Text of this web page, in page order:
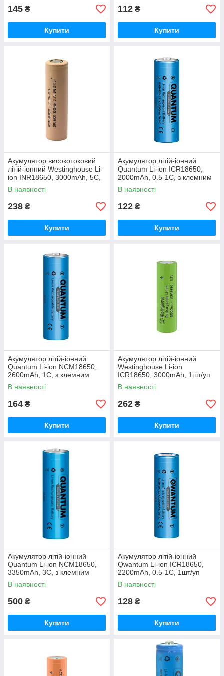
145 ₴
Купити
112 ₴
Купити
Акумулятор високотоковий
літій-іонний Westinghouse Li-
ion INR18650, 3000mAh, 5С,
1шт/уп
В наявності
238 ₴
Купити
Акумулятор літій-іонний
Quantum Li-ion ICR18650,
2000mAh, 0.5-1С, з клемним
виступом, 1шт/уп
В наявності
122 ₴
Купити
Акумулятор літій-іонний
Quantum Li-ion NCM18650,
2600mAh, 1С, з клемним
виступом, 1шт/уп
В наявності
164 ₴
Купити
Акумулятор літій-іонний
Westinghouse Li-ion
ICR18650, 3000mAh, 1шт/уп
В наявності
262 ₴
Купити
Акумулятор літій-іонний
Quantum Li-ion NCM18650,
3350mAh, 3С, з клемним
виступом, 1шт/уп
В наявності
500 ₴
Купити
Акумулятор літій-іонний
Qwantum Li-ion ICR18650,
2200mAh, 0.5-1С, 1шт/уп
В наявності
128 ₴
Купити